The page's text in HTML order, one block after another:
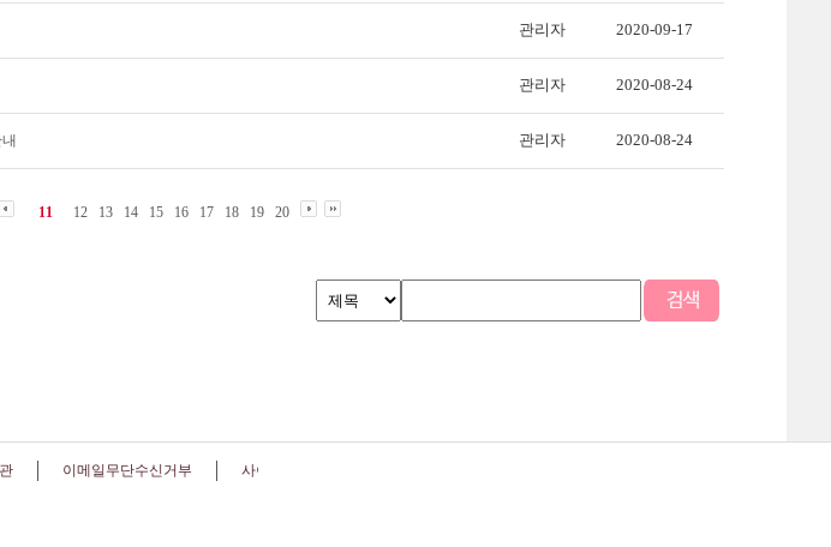
관리자 2020-09-17
관리자 2020-08-24
관리자 2020-08-24
11 12 13 14 15 16 17 18 19 20
이메일무단수신거부 사이트맵